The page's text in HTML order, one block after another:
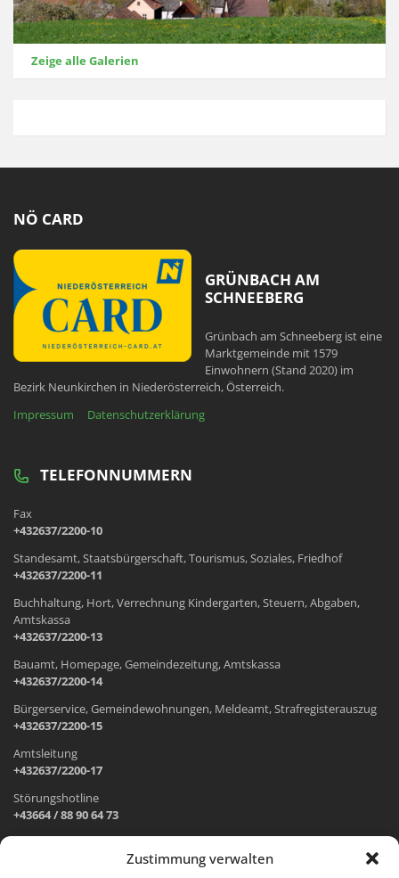
Zustimmung verwalten
Zeige alle Galerien
NÖ CARD
GRÜNBACH AM
SCHNEEBERG
Grünbach am Schneeberg ist eine
Marktgemeinde mit 1579
Einwohnern (Stand 2020) im
Bezirk Neunkirchen in Niederösterreich, Österreich.
Impressum
Datenschutzerklärung
TELEFONNUMMERN
Fax
+432637/2200-10
Standesamt, Staatsbürgerschaft, Tourismus, Soziales, Friedhof
+432637/2200-11
Buchhaltung, Hort, Verrechnung Kindergarten, Steuern, Abgaben,
Amtskassa
+432637/2200-13
Bauamt, Homepage, Gemeindezeitung, Amtskassa
+432637/2200-14
Bürgerservice, Gemeindewohnungen, Meldeamt, Strafregisterauszug
+432637/2200-15
Amtsleitung
+432637/2200-17
Störungshotline
+43664 / 88 90 64 73